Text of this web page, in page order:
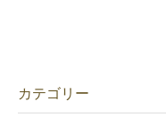
カテゴリー